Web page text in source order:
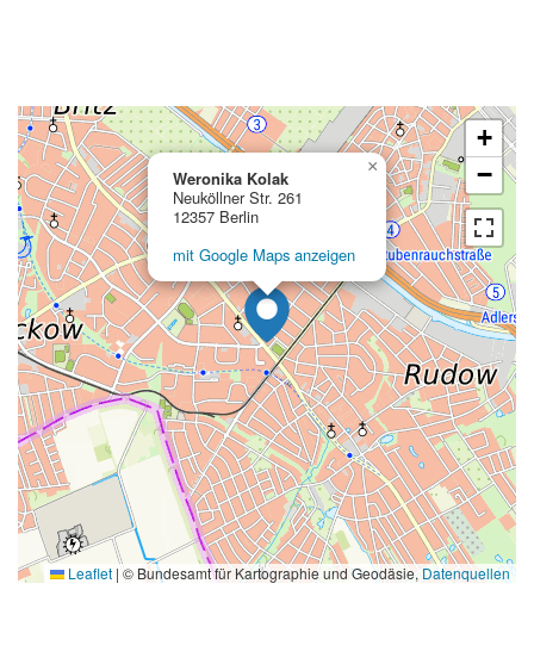
Weronika Kolak
Neuköllner Str. 261
12357 Berlin
mit Google Maps anzeigen
×
+
−
Leaflet | © Bundesamt für Kartographie und Geodäsie, Datenquellen